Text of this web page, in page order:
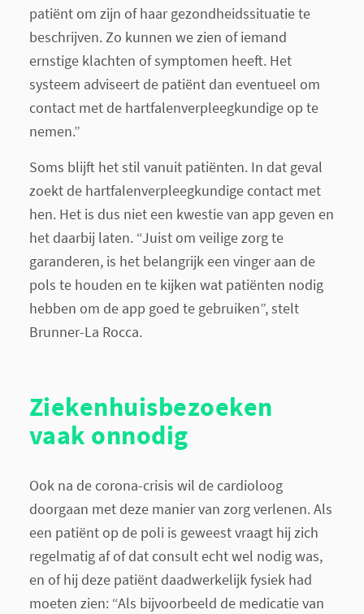
patiënt om zijn of haar gezondheidssituatie te
beschrijven. Zo kunnen we zien of iemand
ernstige klachten of symptomen heeft. Het
systeem adviseert de patiënt dan eventueel om
contact met de hartfalenverpleegkundige op te
nemen.”
Soms blijft het stil vanuit patiënten. In dat geval
zoekt de hartfalenverpleegkundige contact met
hen. Het is dus niet een kwestie van app geven en
het daarbij laten. “Juist om veilige zorg te
garanderen, is het belangrijk een vinger aan de
pols te houden en te kijken wat patiënten nodig
hebben om de app goed te gebruiken”, stelt
Brunner-La Rocca.
Ziekenhuisbezoeken
vaak onnodig
Ook na de corona-crisis wil de cardioloog
doorgaan met deze manier van zorg verlenen. Als
een patiënt op de poli is geweest vraagt hij zich
regelmatig af of dat consult echt wel nodig was,
en of hij deze patiënt daadwerkelijk fysiek had
moeten zien: “Als bijvoorbeeld de medicatie van